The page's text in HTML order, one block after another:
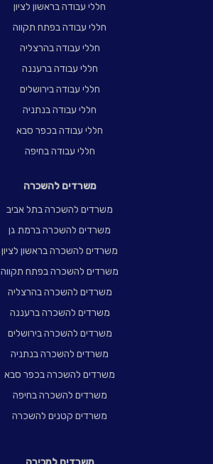
חללי עבודה בראשון לציון
חללי עבודה בפתח תקווה
חללי עבודה בהרצליה
חללי עבודה ברעננה
חללי עבודה בירושלים
חללי עבודה בנתניה
חללי עבודה בכפר סבא
חללי עבודה בחיפה
משרדים להשכרה
משרדים להשכרה בתל אביב
משרדים להשכרה ברמת גן
משרדים להשכרה בראשון לציון
משרדים להשכרה בפתח תקווה
משרדים להשכרה בהרצליה
משרדים להשכרה ברעננה
משרדים להשכרה בירושלים
משרדים להשכרה בנתניה
משרדים להשכרה בכפר סבא
משרדים להשכרה בחיפה
משרדים קטנים להשכרה